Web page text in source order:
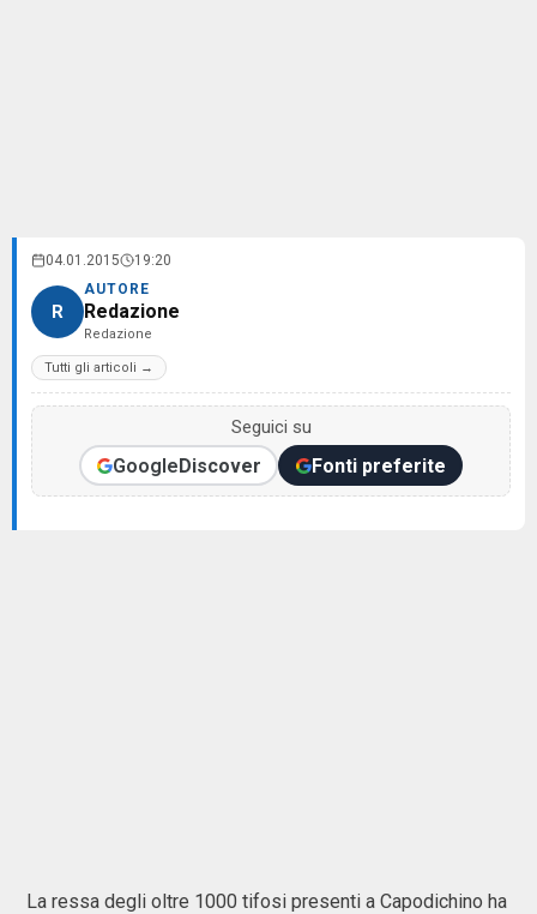
04.01.2015 19:20
R
AUTORE
Redazione
Redazione
Tutti gli articoli →
Seguici su
GoogleDiscover Fonti preferite
La ressa degli oltre 1000 tifosi presenti a Capodichino ha